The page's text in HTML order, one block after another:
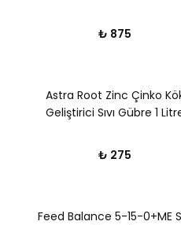
₺ 875
Astra Root Zinc Çinko
Geliştirici Sıvı Gübre 1
₺ 275
Feed Balance 5-15-0+ME